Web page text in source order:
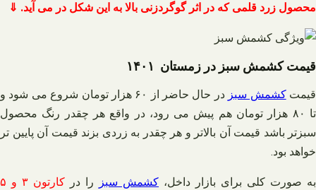
محصول زرد قلمی که در اثر گوگردزنی بالا به این شکل در می آید. ⇓
قیمت کشمش سبز در زمستان ۱۴۰۱
قیمتکشمش سبز
در حال حاضر از ۶۰ هزار تومان شروع می‌ شود و
تا ۸۰ هزار تومان هم پیش می رود، در واقع هر چقدر رنگ محصول
سبزتر باشد قیمت آن بالاتر و هر چقدر به زردی بزند قیمت آن پایین تر
خواهد بود.
به صورت کلی برای بازار داخل، کشمش سبز را در
کارتون ۳ و ۵